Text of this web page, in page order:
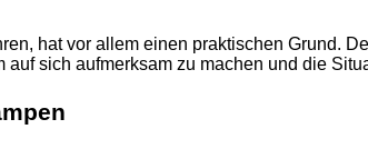
hat vor allem einen praktischen Grund.
auf sich aufmerksam zu machen und die